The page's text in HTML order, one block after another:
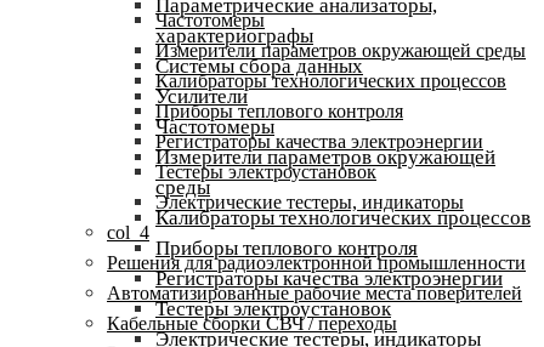
Частотомеры
Измерители параметров окружающей среды
Калибраторы технологических процессов
Приборы теплового контроля
Регистраторы качества электроэнергии
Тестеры электроустановок
Электрические тестеры, индикаторы
col_4
Решения для радиоэлектронной промышленности
Автоматизированные рабочие места поверителей
Кабельные сборки СВЧ / переходы
Параметрические анализаторы,
характериографы
Системы сбора данных
Усилители
Частотомеры
Измерители параметров окружающей
среды
Калибраторы технологических процессов
Приборы теплового контроля
Регистраторы качества электроэнергии
Тестеры электроустановок
Электрические тестеры, индикаторы